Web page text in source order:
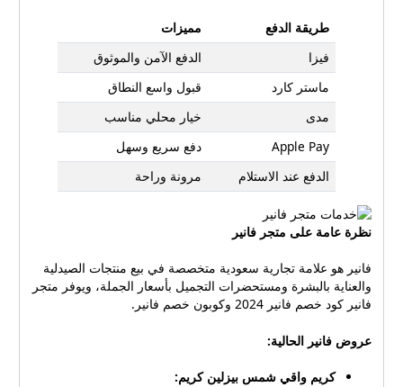
لدى فانير قناة دعم مخصصة
على وسائل التواصل
الاجتماعي، حيث يمكن للعملاء
الاتصال بممثلي خدمة العملاء
مباشرةً لحل الاستفسارات
وحل المشكلات. يمكن الوصول
إلى فريق الدعم من خلال
الرسائل الخاصة أو التعليقات
على صفحات وسائل التواصل
رسالة مباشرة عبر منصة دعم
مخصصة.VV
طريقة الدفع
مميزات
فيزا
الدفع الآمن والموثوق
ماستر كارد
قبول واسع النطاق
مدى
خيار محلي مناسب
Apple Pay
دفع سريع وسهل
الدفع عند الاستلام
مرونة وراحة
نظرة عامة على متجر فانير
فانير هو علامة تجارية سعودية متخصصة في بيع منتجات الصيدلية
والعناية بالبشرة ومستحضرات التجميل بأسعار الجملة، ويوفر متجر
فانير كود خصم فانير 2024 وكوبون خصم فانير.
عروض فانير الحالية:
كريم واقي شمس بيزلين كريم: